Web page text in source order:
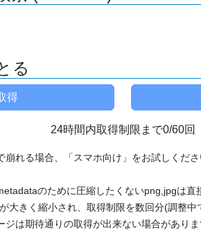
る
24時間内取得制限まで0/60回
れる場合、「スマホ向け」をお試しくださ
のために圧縮したくないpng,jpgは
大きく縮小され、取得制限を数回分(調整中
は期待通りの取得が出来ない場合があり